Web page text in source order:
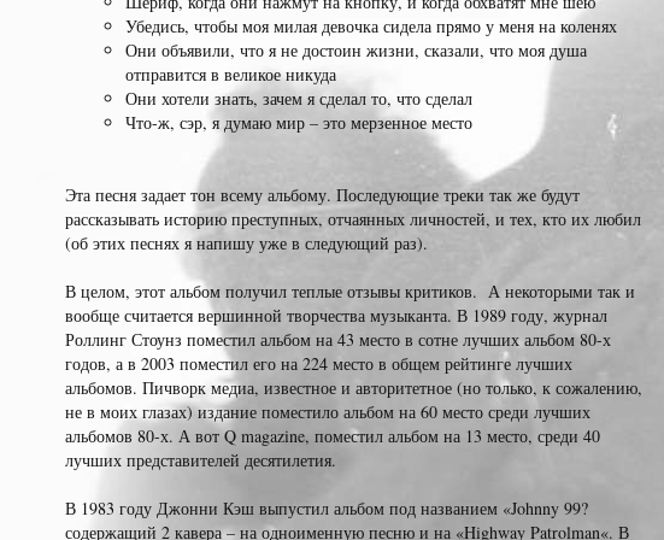
Убедись, чтобы моя милая девочка сидела прямо у меня на коленях
Они объявили, что я не достоин жизни, сказали, что моя душа
отправится в великое никуда
Они хотели знать, зачем я сделал то, что сделал
Что-ж, сэр, я думаю мир – это мерзенное место
Эта песня задает тон всему альбому. Последующие треки так же будут
рассказывать историю преступных, отчаянных личностей, и тех, кто их любил
(об этих песнях я напишу уже в следующий раз).
В целом, этот альбом получил теплые отзывы критиков. А некоторыми так и
вообще считается вершинной творчества музыканта. В 1989 году, журнал
Роллинг Стоунз поместил альбом на 43 место в сотне лучших альбом 80-х
годов, а в 2003 поместил его на 224 место в общем рейтинге лучших
альбомов. Пичворк медиа, известное и авторитетное (но только, к сожалению,
не в моих глазах) издание поместило альбом на 60 место среди лучших
альбомов 80-х. А вот Q magazine, поместил альбом на 13 место, среди 40
лучших представителей десятилетия.
В 1983 году Джонни Кэш выпустил альбом под названием «Johnny 99?
содержащий 2 кавера – на одноименную песню и на «Highway Patrolman«. В